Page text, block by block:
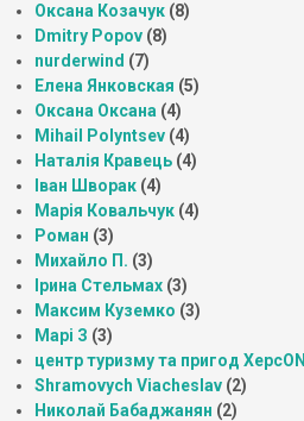
Оксана Козачук (8)
Dmitry Popov (8)
nurderwind (7)
Елена Янковская (5)
Оксана Оксана (4)
Mihail Polyntsev (4)
Наталія Кравець (4)
Іван Шворак (4)
Марія Ковальчук (4)
Роман (3)
Михайло П. (3)
Ірина Стельмах (3)
Максим Куземко (3)
Марі З (3)
центр туризму та пригод ХерсON
Shramovych Viacheslav (2)
Николай Бабаджанян (2)